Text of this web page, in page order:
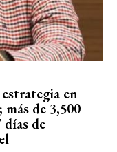
en
de 3,500
días de